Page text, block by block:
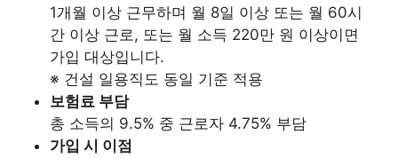
1개월 이상 근무하며 월 8일 이상 또는 월 60시
간 이상 근로, 또는 월 소득 220만 원 이상이면
가입 대상입니다.
※ 건설 일용직도 동일 기준 적용
보험료 부담
총 소득의 9.5% 중 근로자 4.75% 부담
가입 시 이점